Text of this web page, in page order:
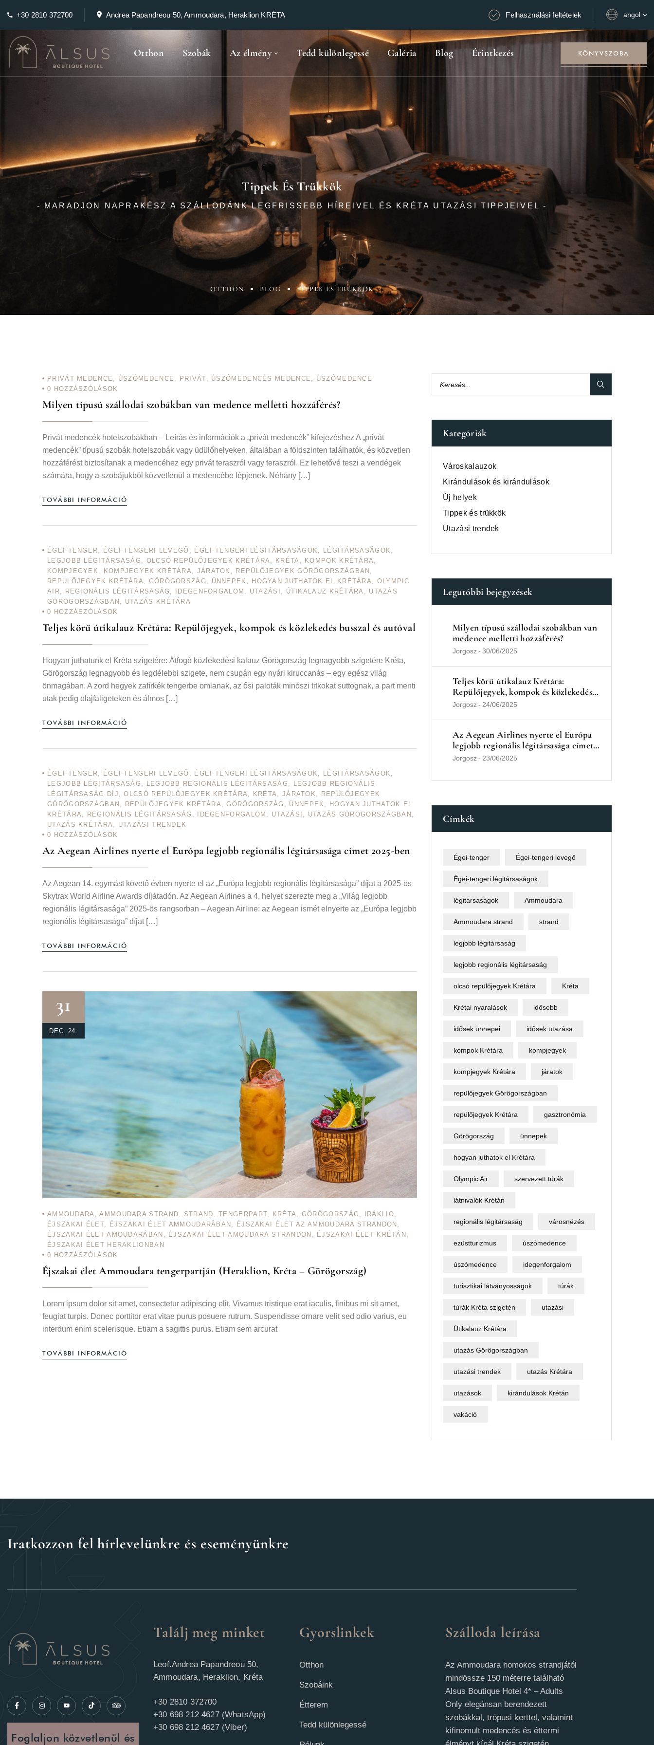
+30 2810 372700 Andrea Papandreou 50, Ammoudara, Heraklion KRÉTA Felhasználási feltételek angol
Otthon Szobák Az élmény Tedd különlegessé Galéria Blog Érintkezés KÖNYVSZOBA
Tippek És Trükkök
- MARADJON NAPRAKÉSZ A SZÁLLODÁNK LEGFRISSEBB HÍREIVEL ÉS KRÉTA UTAZÁSI TIPPJEIVEL -
OTTHON BLOG TIPPEK ÉS TRÜKKÖK
PRIVÁT MEDENCE , ÚSZÓMEDENCE , PRIVÁT, ÚSZÓMEDENCÉS MEDENCE , ÚSZÓMEDENCE
0 HOZZÁSZÓLÁSOK
Milyen típusú szállodai szobákban van medence melletti hozzáférés?
Privát medencék hotelszobákban – Leírás és információk a „privát medencék” kifejezéshez A „privát
medencék” típusú szobák hotelszobák vagy üdülőhelyeken, általában a földszinten találhatók, és közvetlen
hozzáférést biztosítanak a medencéhez egy privát teraszról vagy teraszról. Ez lehetővé teszi a vendégek
számára, hogy a szobájukból közvetlenül a medencébe lépjenek. Néhány […]
TOVÁBBI INFORMÁCIÓ
ÉGEI-TENGER, ÉGEI-TENGERI LEVEGŐ , ÉGEI-TENGERI LÉGITÁRSASÁGOK , LÉGITÁRSASÁGOK ,
LEGJOBB LÉGITÁRSASÁG , OLCSÓ REPÜLŐJEGYEK KRÉTÁRA, KRÉTA , KOMPOK KRÉTÁRA,
KOMPJEGYEK , KOMPJEGYEK KRÉTÁRA, JÁRATOK , REPÜLŐJEGYEK GÖRÖGORSZÁGBAN ,
REPÜLŐJEGYEK KRÉTÁRA, GÖRÖGORSZÁG , ÜNNEPEK , HOGYAN JUTHATOK EL KRÉTÁRA, OLYMPIC
AIR, REGIONÁLIS LÉGITÁRSASÁG , IDEGENFORGALOM , UTAZÁSI , ÚTIKALAUZ KRÉTÁRA , UTAZÁS
GÖRÖGORSZÁGBAN , UTAZÁS KRÉTÁRA
0 HOZZÁSZÓLÁSOK
Teljes körű útikalauz Krétára: Repülőjegyek, kompok és közlekedés busszal és autóval
Hogyan juthatunk el Kréta szigetére: Átfogó közlekedési kalauz Görögország legnagyobb szigetére Kréta,
Görögország legnagyobb és legdélebbi szigete, nem csupán egy nyári kiruccanás – egy egész világ
önmagában. A zord hegyek zafírkék tengerbe omlanak, az ősi paloták minószi titkokat suttognak, a part menti
utak pedig olajfaligeteken és álmos […]
TOVÁBBI INFORMÁCIÓ
ÉGEI-TENGER, ÉGEI-TENGERI LEVEGŐ , ÉGEI-TENGERI LÉGITÁRSASÁGOK , LÉGITÁRSASÁGOK ,
LEGJOBB LÉGITÁRSASÁG , LEGJOBB REGIONÁLIS LÉGITÁRSASÁG ,
LEGJOBB REGIONÁLIS
LÉGITÁRSASÁG DÍJ ,OLCSÓ REPÜLŐJEGYEK KRÉTÁRA, KRÉTA, JÁRATOK ,
REPÜLŐJEGYEK
GÖRÖGORSZÁGBAN , REPÜLŐJEGYEK KRÉTÁRA,GÖRÖGORSZÁG , ÜNNEPEK ,
HOGYAN JUTHATOK EL
KRÉTÁRA, REGIONÁLIS LÉGITÁRSASÁG , IDEGENFORGALOM , UTAZÁSI , UTAZÁS GÖRÖGORSZÁGBAN ,
UTAZÁS KRÉTÁRA, UTAZÁSI TRENDEK
0 HOZZÁSZÓLÁSOK
Az Aegean Airlines nyerte el Európa legjobb regionális légitársasága címet 2025-ben
Az Aegean 14. egymást követő évben nyerte el az „Európa legjobb regionális légitársasága” díjat a 2025-ös
Skytrax World Airline Awards díjátadón. Az Aegean Airlines a 4. helyet szerezte meg a „Világ legjobb
regionális légitársasága” 2025-ös rangsorban – Aegean Airline: az Aegean ismét elnyerte az „Európa legjobb
regionális légitársasága” díjat […]
TOVÁBBI INFORMÁCIÓ
31
DEC. 24.
AMMOUDARA ,AMMOUDARA STRAND, STRAND ,TENGERPART, KRÉTA, GÖRÖGORSZÁG , IRÁKLIO,
ÉJSZAKAI ÉLET, ÉJSZAKAI ÉLET AMMOUDARÁBAN , ÉJSZAKAI ÉLET AZ AMMOUDARA STRANDON ,
ÉJSZAKAI ÉLET AMOUDARÁBAN , ÉJSZAKAI ÉLET AMOUDARA STRANDON , ÉJSZAKAI ÉLET KRÉTÁN ,
ÉJSZAKAI ÉLET HERAKLIONBAN
0 HOZZÁSZÓLÁSOK
Éjszakai élet Ammoudara tengerpartján (Heraklion, Kréta – Görögország)
Lorem ipsum dolor sit amet, consectetur adipiscing elit. Vivamus tristique erat iaculis, finibus mi sit amet,
feugiat turpis. Donec porttitor erat vitae purus posuere rutrum. Suspendisse ornare velit sed odio varius, eu
interdum enim scelerisque. Etiam a sagittis purus. Etiam sem arcurat
TOVÁBBI INFORMÁCIÓ
Kategóriák
Városkalauzok
Kirándulások és kirándulások
Új helyek
Tippek és trükkök
Utazási trendek
Legutóbbi bejegyzések
Milyen típusú szállodai szobákban van
medence melletti hozzáférés?
Jorgosz - 30/06/2025
Teljes körű útikalauz Krétára:
Repülőjegyek, kompok és közlekedés
busszal és autóval
Jorgosz - 24/06/2025
Az Aegean Airlines nyerte el Európa
legjobb regionális légitársasága címet
2025-ben
Jorgosz - 23/06/2025
Címkék
Égei-tenger Égei-tengeri levegő
Égei-tengeri légitársaságok
légitársaságok Ammoudara
Ammoudara strand strand
legjobb légitársaság
legjobb regionális légitársaság
olcsó repülőjegyek Krétára Kréta
Krétai nyaralások idősebb
idősek ünnepei idősek utazása
kompok Krétára kompjegyek
kompjegyek Krétára járatok
repülőjegyek Görögországban
repülőjegyek Krétára gasztronómia
Görögország ünnepek
hogyan juthatok el Krétára
Olympic Air szervezett túrák
látnivalók Krétán
regionális légitársaság városnézés
ezüstturizmus úszómedence
úszómedence idegenforgalom
turisztikai látványosságok túrák
túrák Kréta szigetén utazási
Útikalauz Krétára
utazás Görögországban
utazási trendek utazás Krétára
utazások kirándulások Krétán
vakáció
Iratkozzon fel hírlevelünkre és eseményünkre
Foglaljon közvetlenül és
Találj meg minket
Leof.Andrea Papandreou 50,
Ammoudara, Heraklion, Kréta
+30 2810 372700
+30 698 212 4627 (WhatsApp)
+30 698 212 4627 (Viber)
Gyorslinkek
Otthon
Szobáink
Étterem
Tedd különlegessé
Szálloda leírása
Az Ammoudara homokos strandjától
mindössze 150 méterre található
Alsus Boutique Hotel 4* – Adults
Only elegánsan berendezett
szobákkal, trópusi kerttel, valamint
kifinomult medencés és éttermi